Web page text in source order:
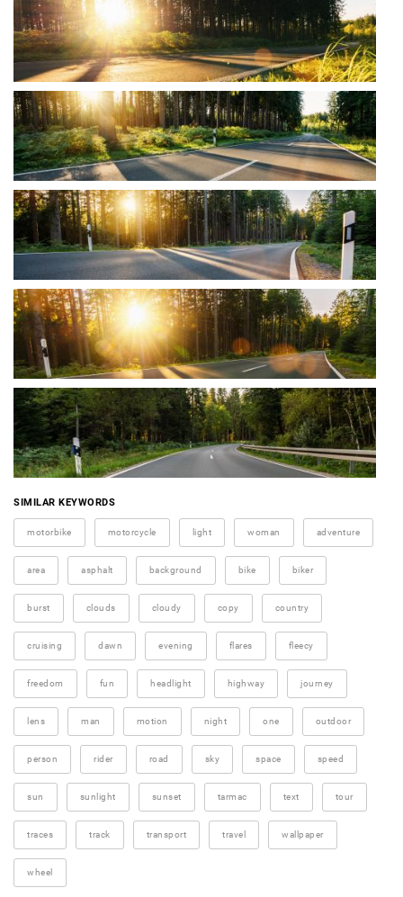
SIMILAR KEYWORDS
motorbike motorcycle light woman adventure
area asphalt background bike biker
burst clouds cloudy copy country
cruising dawn evening flares fleecy
freedom fun headlight highway journey
lens man motion night one outdoor
person rider road sky space speed
sun sunlight sunset tarmac text tour
traces track transport travel wallpaper
wheel